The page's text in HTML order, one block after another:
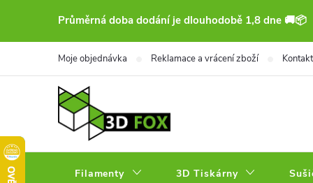
Průměrná doba dodání je dlouhodobě 1,8 dne 🚚📦
Moje objednávka Reklamace a vrácení zboží Kontakt
Filamenty 3D Tiskárny